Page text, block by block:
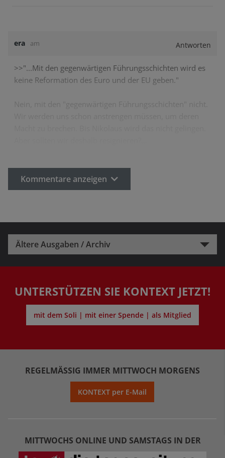
era am Antworten
>>"...Mit den gegenwärtigen Führungsschichten wird es
keine Reformation des Euro und der EU geben."
Kommentare anzeigen
Ältere Ausgaben / Archiv
UNTERSTÜTZEN SIE KONTEXT JETZT!
mit dem Soli | mit einer Spende | als Mitglied
REGELMÄSSIG IMMER MITTWOCH MORGENS
KONTEXT per E-Mail
MITTWOCHS ONLINE UND SAMSTAGS IN DER